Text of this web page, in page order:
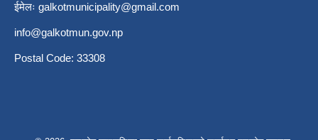
ईमेलः galkotmunicipality@gmail.com
info@galkotmun.gov.np
Postal Code: 33308